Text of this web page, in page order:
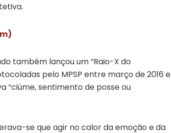
também lançou um “Raio-X do
pelo MPSP entre março de 2016 e
“ciúme, sentimento de posse ou
se que agir no calor da emoção e da